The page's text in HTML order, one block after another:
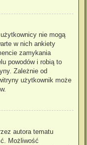
nie mogą
w nich ankiety
zamykania
powodów i robią to
Zależnie od
użytkownik może
autora tematu
Możliwość